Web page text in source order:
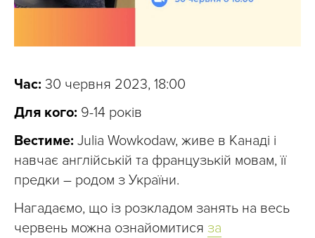
Час: 30 червня 2023, 18:00
Для кого: 9-14 років
Вестиме: Julia Wowkodaw, живе в Канаді і
навчає англійській та французькій мовам, її
предки – родом з України.
Нагадаємо, що із розкладом занять на весь
червень можна ознайомитися за